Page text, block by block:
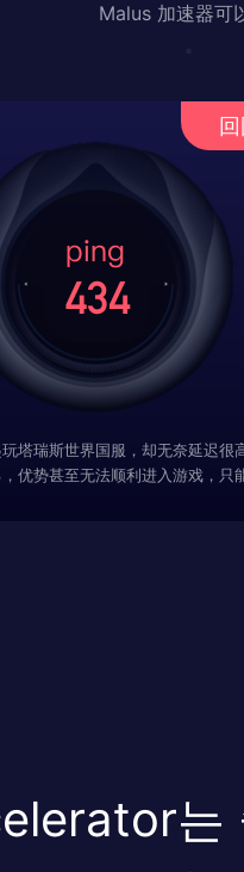
Malus 加速器可
塔瑞斯世界国服，却无奈延迟很
优势甚至无法顺利进入游戏，只
는